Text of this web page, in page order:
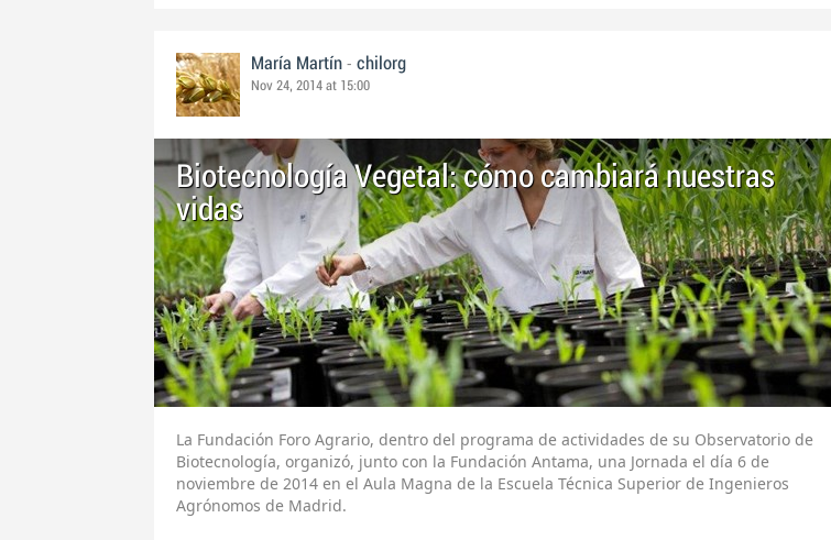
María Martín - chilorg
Nov 24, 2014 at 15:00
Biotecnología Vegetal: cómo cambiará nuestras
vidas
La Fundación Foro Agrario, dentro del programa de actividades de su Observatorio de
Biotecnología, organizó, junto con la Fundación Antama, una Jornada el día 6 de
noviembre de 2014 en el Aula Magna de la Escuela Técnica Superior de Ingenieros
Agrónomos de Madrid.